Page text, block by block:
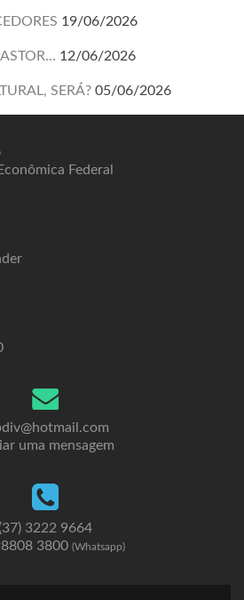
19/06/2026
12/06/2026
SERÁ? 05/06/2026
Federal
uma mensagem
3222 9664
3800 (Whatsapp)